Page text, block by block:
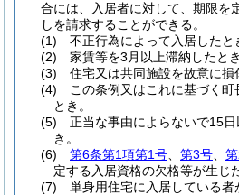
合には、入居者に対して、期限を
しを請求することができる。
(1)
不正行為によって入居したと
(2)
家賃等を3月以上滞納したとき
(3)
住宅又は共同施設を故意に損
(4)
この条例又はこれに基づく
とき。
(5)
正当な事由によらないで15
き。
(6)
第6条第1項第1号 第3号
定する入居資格の欠格等が生じ
(7)
単身用住宅に入居している者